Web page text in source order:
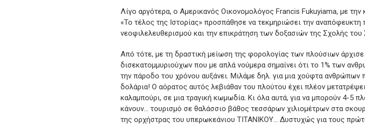
Λίγο αργότερα, ο Αμερικανός Οικονομολόγος Francis Fukuyiama, με
«Το τέλος της Ιστορίας» προσπάθησε να τεκμηριώσει την αναπόφευκτη
νεοφιλελευθερισμού και την επικράτηση των δοξασιών της Σχολής του
Από τότε, με τη δραστική μείωση της φορολογίας των πλούσιων
δισεκατομμυριούχων που με απλά νούμερα σημαίνει ότι το 1% των
την πάροδο του χρόνου αυξάνει. Μιλάμε δηλ. για μια χούφτα
δολάρια! Ο αόρατος αυτός λεβιάθαν του πλούτου έχει πλέον
καλαμπούρι, σε μια τραγική κωμωδία. Κι όλα αυτά, για να μπορούν 4-5
κάνουν… τουρισμό σε θαλάσσιο βάθος τεσσάρων χιλιομέτρων στα
της ορχήστρας του υπερωκεάνιου ΤΙΤΑΝΙΚΟΥ… Δυστυχώς για τους